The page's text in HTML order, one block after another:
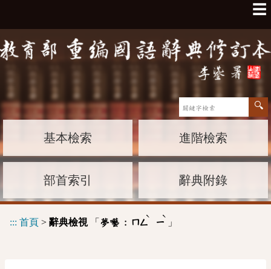
☰
基本檢索 進階檢索
部首索引 辭典附錄
::: 首頁 > 辭典檢視「 夢囈 : ㄇㄥ
ˋ
ㄧ
ˋ
」